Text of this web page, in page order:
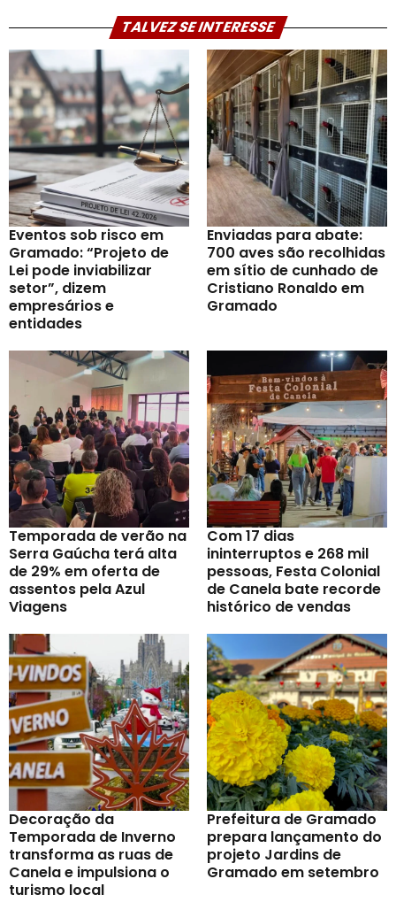
TALVEZ SE INTERESSE
Eventos sob risco em
Gramado: “Projeto de
Lei pode inviabilizar
setor”, dizem
empresários e
entidades
Enviadas para abate:
700 aves são recolhidas
em sítio de cunhado de
Cristiano Ronaldo em
Gramado
Temporada de verão na
Serra Gaúcha terá alta
de 29% em oferta de
assentos pela Azul
Viagens
Com 17 dias
ininterruptos e 268 mil
pessoas, Festa Colonial
de Canela bate recorde
histórico de vendas
Decoração da
Temporada de Inverno
transforma as ruas de
Canela e impulsiona o
turismo local
Prefeitura de Gramado
prepara lançamento do
projeto Jardins de
Gramado em setembro